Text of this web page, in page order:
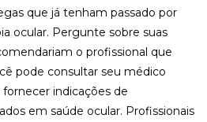
que já tenham passado por
ocular. Pergunte sobre suas
o profissional que
pode consultar seu médico
indicações de
em saúde ocular. Profissionais
O EQUILÍBRIO E